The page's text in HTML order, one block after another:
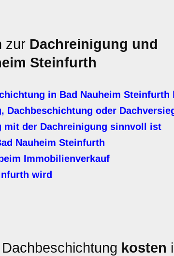
zur Dachreinigung und
Steinfurth
in Bad Nauheim Steinfurth
oder
mit der Dachreinigung sinnvoll ist
Nauheim Steinfurth
Immobilienverkauf
wird
kosten